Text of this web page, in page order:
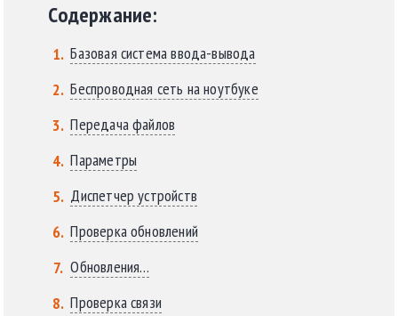
Содержание:
Базовая система ввода-вывода
Беспроводная сеть на ноутбуке
Передача файлов
Параметры
Диспетчер устройств
Проверка обновлений
Обновления…
Проверка связи